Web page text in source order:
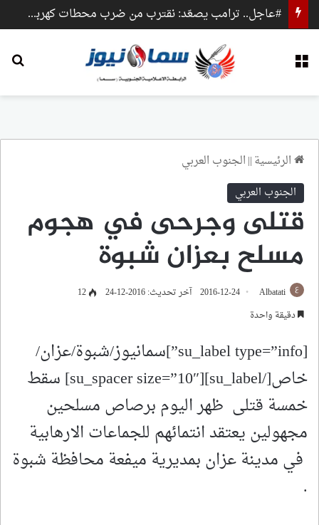
#عاجل.. ترامب يصعّد: نقترب من ضرب محطات كهرباء وجسور داخل إيران
الرئيسية||الجنوب العربي
الجنوب العربي
قتلى وجرحى في هجوم
مسلح بعزان شبوة
Albatati
2016-12-24 آخر تحديث: 2016-12-24
12
دقيقة واحدة
[su_label type=”info”]سمانيوز/شبوة/عزان/
خاص[/su_label][su_spacer size=”10″] سقط
خمسة قتلى ظهر اليوم برصاص مسلحين
مجهولين يعتقد انتمائهم للجماعات الارهابية
في مدينة عزان بمديرية ميفعة محافظة شبوة
.